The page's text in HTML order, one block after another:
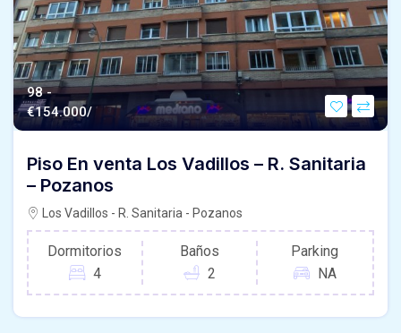
98 -
€154.000/
Piso En venta Los Vadillos – R. Sanitaria
– Pozanos
Los Vadillos - R. Sanitaria - Pozanos
Dormitorios
4
Baños
2
Parking
NA